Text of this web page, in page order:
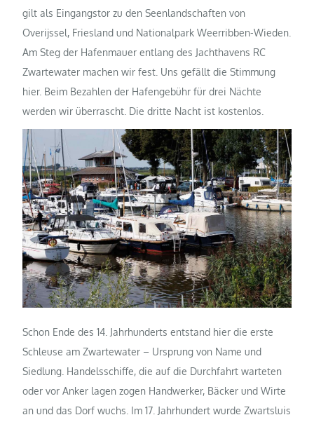
gilt als Eingangstor zu den Seenlandschaften von
Overijssel, Friesland und Nationalpark Weerribben-Wieden.
Am Steg der Hafenmauer entlang des Jachthavens RC
Zwartewater machen wir fest. Uns gefällt die Stimmung
hier. Beim Bezahlen der Hafengebühr für drei Nächte
werden wir überrascht. Die dritte Nacht ist kostenlos.
Schon Ende des 14. Jahrhunderts entstand hier die erste
Schleuse am Zwartewater – Ursprung von Name und
Siedlung. Handelsschiffe, die auf die Durchfahrt warteten
oder vor Anker lagen zogen Handwerker, Bäcker und Wirte
an und das Dorf wuchs. Im 17. Jahrhundert wurde Zwartsluis